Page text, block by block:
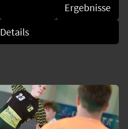
Ergebnisse
Details